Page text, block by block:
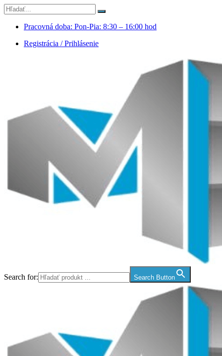
Pracovná doba: Pon-Pia: 8:30 – 16:00 hod
Registrácia / Prihlásenie
Search for: Search Button